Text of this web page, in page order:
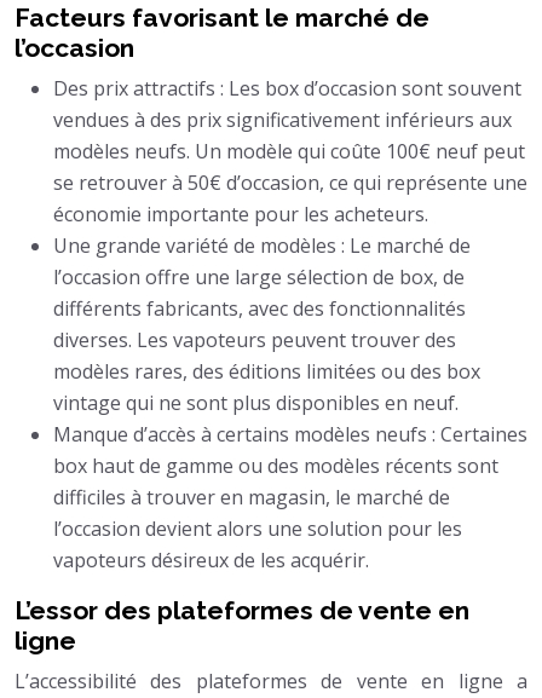
Facteurs favorisant le marché de
l’occasion
Des prix attractifs : Les box d’occasion sont souvent
vendues à des prix significativement inférieurs aux
modèles neufs. Un modèle qui coûte 100€ neuf peut
se retrouver à 50€ d’occasion, ce qui représente une
économie importante pour les acheteurs.
Une grande variété de modèles : Le marché de
l’occasion offre une large sélection de box, de
différents fabricants, avec des fonctionnalités
diverses. Les vapoteurs peuvent trouver des
modèles rares, des éditions limitées ou des box
vintage qui ne sont plus disponibles en neuf.
Manque d’accès à certains modèles neufs : Certaines
box haut de gamme ou des modèles récents sont
difficiles à trouver en magasin, le marché de
l’occasion devient alors une solution pour les
vapoteurs désireux de les acquérir.
L’essor des plateformes de vente en
ligne
L’accessibilité des plateformes de vente en ligne a